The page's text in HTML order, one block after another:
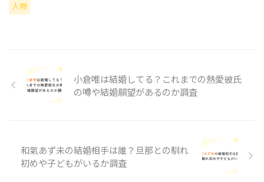
人物
小倉唯は結婚してる？これまでの熱愛彼氏
の噂や結婚願望があるのか調査
和氣あず未の結婚相手は誰？旦那との馴れ
初めや子どもがいるか調査